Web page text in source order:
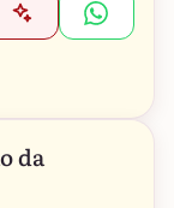
da